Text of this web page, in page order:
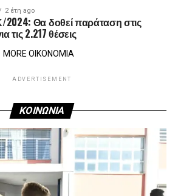
2 έτη ago
Θα δοθεί παράταση στις
τις 2.217 θέσεις
MORE ΟΙΚΟΝΟΜΙΑ
ADVERTISEMENT
ΚΟΙΝΩΝΙΑ